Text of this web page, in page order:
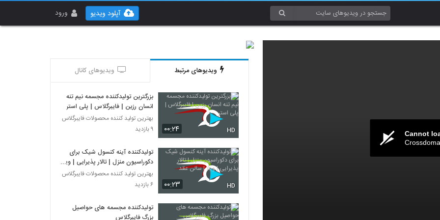
ورود آپلود ویدیو
Cannot
ویدیوهای مرتبط ویدیوهای کانال
۰۰:۲۴ HD
بزرگترین تولیدکننده مجسمه نیم تنه
انسان رزین | فایبرگلاس | پلی استر
بهترین تولید کننده محصولات فایبرگلاس
۹ بازدید
۰۰:۲۳ HD
تولیدکننده آینه کنسول شیک برای
دکوراسیون منزل | تالار پذیرایی | ویلا
| سالن عقد
بهترین تولید کننده محصولات فایبرگلاس
۶ بازدید
تولیدکننده مجسمه های حواصیل
بزرگ فایبرگلاس